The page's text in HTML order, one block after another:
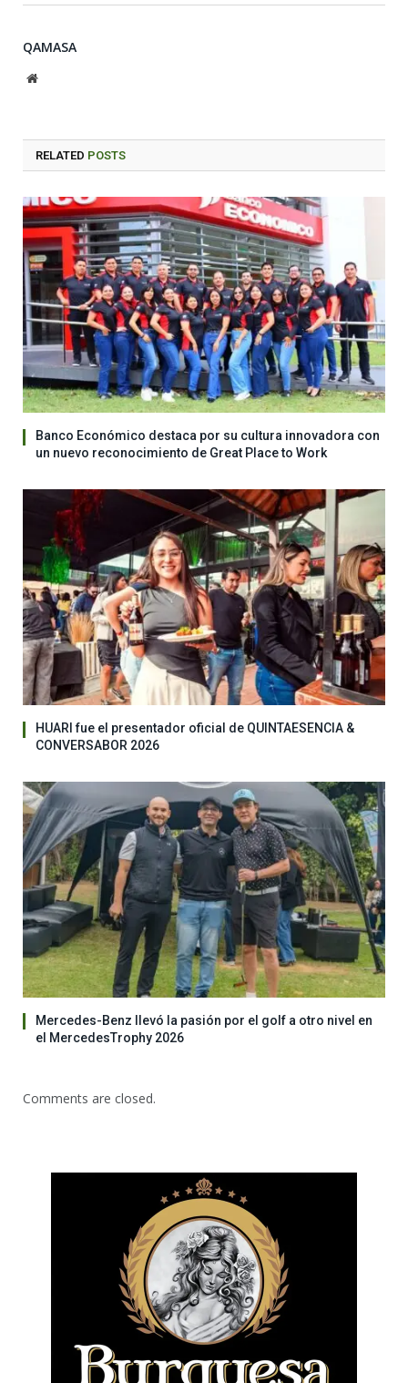
QAMASA
Website
RELATED POSTS
Banco Económico destaca por su cultura innovadora con
un nuevo reconocimiento de Great Place to Work
HUARI fue el presentador oficial de QUINTAESENCIA &
CONVERSABOR 2026
Mercedes-Benz llevó la pasión por el golf a otro nivel en
el MercedesTrophy 2026
Comments are closed.